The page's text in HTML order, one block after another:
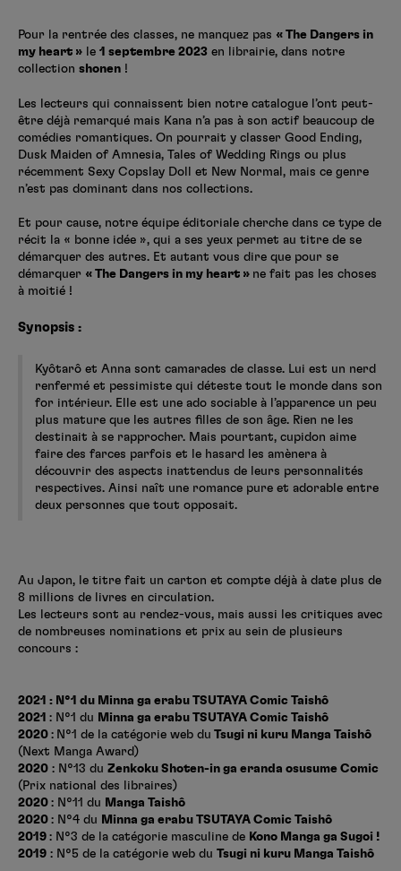
Pour la rentrée des classes, ne manquez pas « The Dangers in
my heart » le 1 septembre 2023 en librairie, dans notre
collection shonen !
Les lecteurs qui connaissent bien notre catalogue l’ont peut-
être déjà remarqué mais Kana n’a pas à son actif beaucoup de
comédies romantiques. On pourrait y classer Good Ending,
Dusk Maiden of Amnesia, Tales of Wedding Rings ou plus
récemment Sexy Copslay Doll et New Normal, mais ce genre
n’est pas dominant dans nos collections.
Et pour cause, notre équipe éditoriale cherche dans ce type de
récit la « bonne idée », qui a ses yeux permet au titre de se
démarquer des autres. Et autant vous dire que pour se
démarquer « The Dangers in my heart » ne fait pas les choses
à moitié !
Synopsis :
Kyôtarô et Anna sont camarades de classe. Lui est un nerd
renfermé et pessimiste qui déteste tout le monde dans son
for intérieur. Elle est une ado sociable à l’apparence un peu
plus mature que les autres filles de son âge. Rien ne les
destinait à se rapprocher. Mais pourtant, cupidon aime
faire des farces parfois et le hasard les amènera à
découvrir des aspects inattendus de leurs personnalités
respectives. Ainsi naît une romance pure et adorable entre
deux personnes que tout opposait.
Au Japon, le titre fait un carton et compte déjà à date plus de
8 millions de livres en circulation.
Les lecteurs sont au rendez-vous, mais aussi les critiques avec
de nombreuses nominations et prix au sein de plusieurs
concours :
2021 : N°1 du Minna ga erabu TSUTAYA Comic Taishô
2021 : N°1 du Minna ga erabu TSUTAYA Comic Taishô
2020 : N°1 de la catégorie web du Tsugi ni kuru Manga Taishô
(Next Manga Award)
2020 : N°13 du Zenkoku Shoten-in ga eranda osusume Comic
(Prix national des libraires)
2020 : N°11 du Manga Taishô
2020 : N°4 du Minna ga erabu TSUTAYA Comic Taishô
2019 : N°3 de la catégorie masculine de Kono Manga ga Sugoi !
2019 : N°5 de la catégorie web du Tsugi ni kuru Manga Taishô
Hunter x Hunter
Fire Force
Black Butler